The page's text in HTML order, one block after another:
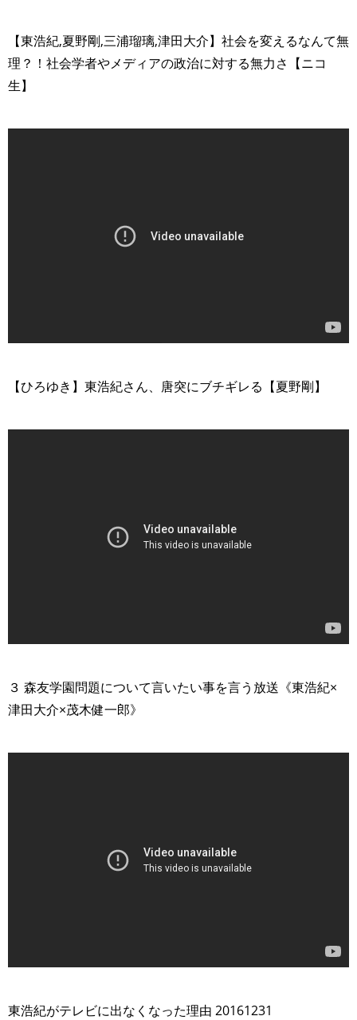
【東浩紀,夏野剛,三浦瑠璃,津田大介】社会を変えるなんて無
理？！社会学者やメディアの政治に対する無力さ【ニコ
生】
【ひろゆき】東浩紀さん、唐突にブチギレる【夏野剛】
３ 森友学園問題について言いたい事を言う放送《東浩紀×
津田大介×茂木健一郎》
東浩紀がテレビに出なくなった理由 20161231